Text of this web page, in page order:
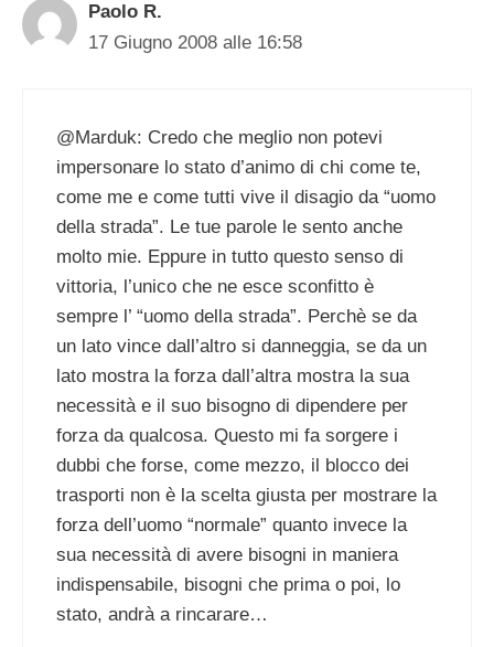
Paolo R.
17 Giugno 2008 alle 16:58
@Marduk: Credo che meglio non potevi
impersonare lo stato d’animo di chi come te,
come me e come tutti vive il disagio da “uomo
della strada”. Le tue parole le sento anche
molto mie. Eppure in tutto questo senso di
vittoria, l’unico che ne esce sconfitto è
sempre l’ “uomo della strada”. Perchè se da
un lato vince dall’altro si danneggia, se da un
lato mostra la forza dall’altra mostra la sua
necessità e il suo bisogno di dipendere per
forza da qualcosa. Questo mi fa sorgere i
dubbi che forse, come mezzo, il blocco dei
trasporti non è la scelta giusta per mostrare la
forza dell’uomo “normale” quanto invece la
sua necessità di avere bisogni in maniera
indispensabile, bisogni che prima o poi, lo
stato, andrà a rincarare…